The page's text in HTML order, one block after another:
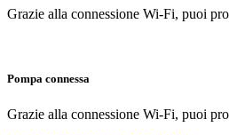
Grazie alla connessione Wi-Fi, puoi
Pompa connessa
Grazie alla connessione Wi-Fi, puoi